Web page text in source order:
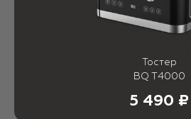
Тостер
BQ T4000
5 490 ₽